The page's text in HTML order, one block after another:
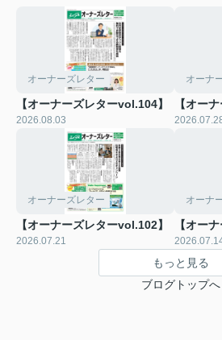
オーナーズレター
【オーナーズレターvol.104】
2026.08.03
オーナ
【オー
オーナーズレター
【オーナーズレターvol.102】
2026.07.21
オーナ
【オー
もっと見る
ブログトップへ